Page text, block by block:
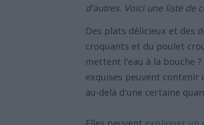
d'autres. Voici une liste de
Des plats délicieux et des
croquants et du poulet
mettent l'eau à la bouche
exquises peuvent contenir
au-delà d'une certaine